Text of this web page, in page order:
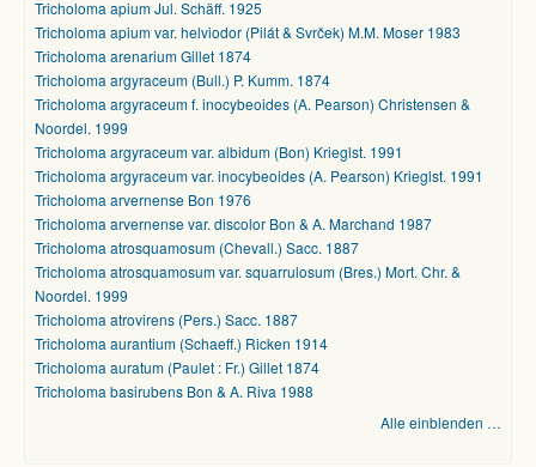
Tricholoma apium Jul. Schäff. 1925
Tricholoma apium var. helviodor (Pilát & Svrček) M.M. Moser 1983
Tricholoma arenarium Gillet 1874
Tricholoma argyraceum (Bull.) P. Kumm. 1874
Tricholoma argyraceum f. inocybeoides (A. Pearson) Christensen &
Noordel. 1999
Tricholoma argyraceum var. albidum (Bon) Krieglst. 1991
Tricholoma argyraceum var. inocybeoides (A. Pearson) Krieglst. 1991
Tricholoma arvernense Bon 1976
Tricholoma arvernense var. discolor Bon & A. Marchand 1987
Tricholoma atrosquamosum (Chevall.) Sacc. 1887
Tricholoma atrosquamosum var. squarrulosum (Bres.) Mort. Chr. &
Noordel. 1999
Tricholoma atrovirens (Pers.) Sacc. 1887
Tricholoma aurantium (Schaeff.) Ricken 1914
Tricholoma auratum (Paulet : Fr.) Gillet 1874
Tricholoma basirubens Bon & A. Riva 1988
Alle einblenden …